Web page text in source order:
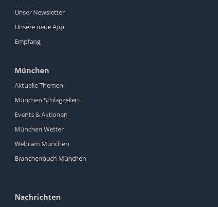
Unser Newsletter
Unsere neue App
Empfang
München
Aktuelle Themen
München Schlagzeilen
Events & Aktionen
München Wetter
Webcam München
Branchenbuch München
Nachrichten